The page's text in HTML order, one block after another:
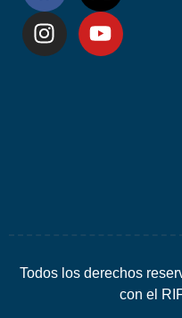
Todos los derechos
con el